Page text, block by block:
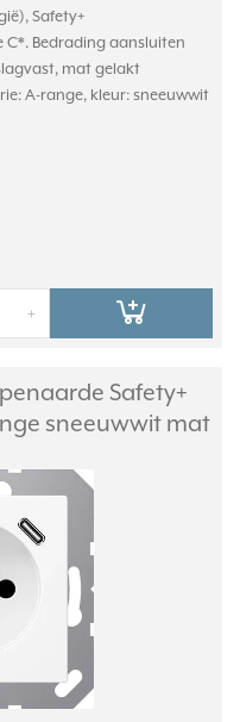
Safety+
C*. Bedrading aansluiten
mat gelakt
A-range, kleur: sneeuwwit
+
Safety+
sneeuwwit mat